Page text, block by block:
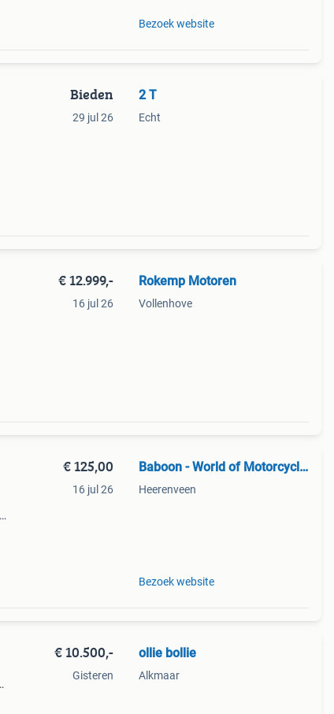
Bezoek website
Bieden
29 jul 26
2 T
Echt
€ 12.999,-
16 jul 26
Rokemp Motoren
Vollenhove
€ 125,00
16 jul 26
Baboon - World of Motorcycle Parts
Heerenveen
Bezoek website
€ 10.500,-
Gisteren
ollie bollie
Alkmaar